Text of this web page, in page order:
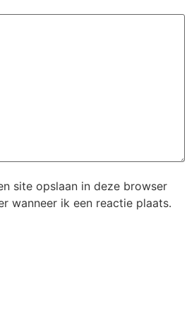
site opslaan in deze browser
wanneer ik een reactie plaats.